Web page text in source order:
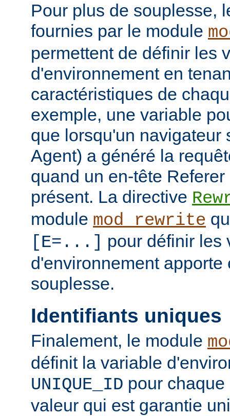
Pour plus de souplesse,
fournies par le module
permettent de définir les
d'environnement en
caractéristiques de
exemple, une variable
que lorsqu'un navigateur
Agent) a généré la
quand un en-tête
présent. La directive
module mod_rewrite
[E=...] pour définir les
d'environnement apporte
souplesse.
Identifiants uniques
Finalement, le module
définit la variable
UNIQUE_ID pour
valeur qui est garantie